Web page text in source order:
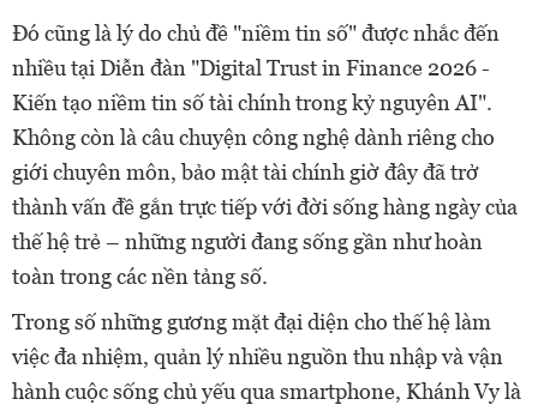
Đó cũng là lý do chủ đề "niềm tin số" được nhắc đến
nhiều tại Diễn đàn "Digital Trust in Finance 2026 -
Kiến tạo niềm tin số tài chính trong kỷ nguyên AI".
Không còn là câu chuyện công nghệ dành riêng cho
giới chuyên môn, bảo mật tài chính giờ đây đã trở
thành vấn đề gắn trực tiếp với đời sống hàng ngày của
thế hệ trẻ – những người đang sống gần như hoàn
toàn trong các nền tảng số.
Trong số những gương mặt đại diện cho thế hệ làm
việc đa nhiệm, quản lý nhiều nguồn thu nhập và vận
hành cuộc sống chủ yếu qua smartphone, Khánh Vy là